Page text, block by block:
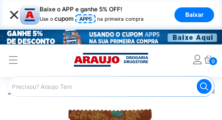
× Baixe o APP e ganhe 5% OFF!
Use o cupom APP5 na primeira compra
Baixar
0
Araujo Nutrição Saudável Chocolate